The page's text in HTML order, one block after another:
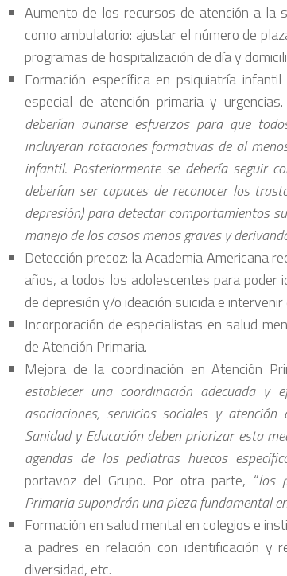
Aumento de los recursos de atención a la
como ambulatorio: ajustar el número de
programas de hospitalización de día y
Formación específica en psiquiatría
especial de atención primaria y urgencias.
deberían aunarse esfuerzos para que
incluyeran rotaciones formativas de al
infantil. Posteriormente se debería seguir
deberían ser capaces de reconocer los
depresión) para detectar comportamientos
manejo de los casos menos graves y
Detección precoz: la Academia Americana
años, a todos los adolescentes para poder
de depresión y/o ideación suicida e
Incorporación de especialistas en salud
de Atención Primaria.
Mejora de la coordinación en Atención
establecer una coordinación adecuada y
asociaciones, servicios sociales y
Sanidad y Educación deben priorizar esta
agendas de los pediatras huecos
portavoz del Grupo. Por otra parte, “los
Primaria supondrán una pieza fundamental
Formación en salud mental en colegios e
a padres en relación con identificación y
diversidad, etc.